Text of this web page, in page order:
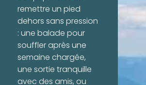
remettre un pied
dehors sans pression
: une balade pour
souffler après une
semaine chargée,
une sortie tranquille
avec des amis, ou